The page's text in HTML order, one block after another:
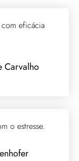
eficácia
Carvalho
o estresse.